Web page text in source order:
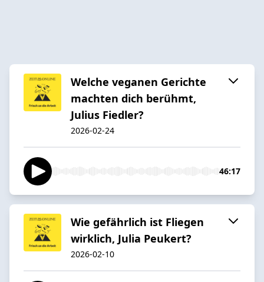
Welche veganen Gerichte
machten dich berühmt,
Julius Fiedler?
2026-02-24
46:17
Wie gefährlich ist Fliegen
wirklich, Julia Peukert?
2026-02-10